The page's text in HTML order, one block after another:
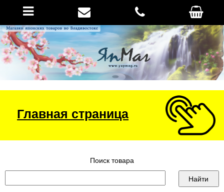
Главная страница
Поиск товара